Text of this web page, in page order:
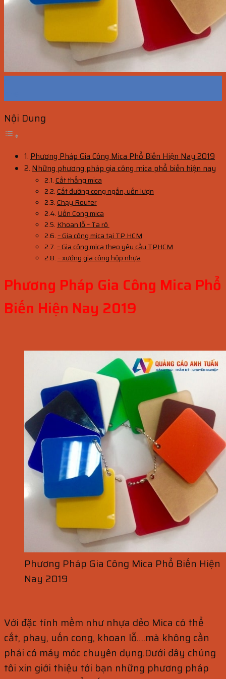
Nội Dung
Phương Pháp Gia Công Mica Phổ Biến Hiện Nay 2019
Những phương pháp gia công mica phổ biến hiện nay
Cắt thẳng mica
Cắt đường cong ngắn, uốn lượn
Chạy Router
Uốn Cong mica
Khoan lỗ – Ta rô
– Gia công mica tại TP HCM
– Gia công mica theo yêu cầu TPHCM
– xưởng gia công hộp nhựa
Phương Pháp Gia Công Mica Phổ
Biến Hiện Nay 2019
Phương Pháp Gia Công Mica Phổ Biến Hiện
Nay 2019
Với đặc tính mềm như nhựa dẻo Mica có thể
cắt, phay, uốn cong, khoan lỗ….mà không cần
phải có máy móc chuyên dụng.Dưới đây chúng
tôi xin giới thiệu tới bạn những phương pháp